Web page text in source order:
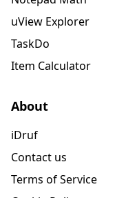
uView Explorer
TaskDo
Item Calculator
About
iDruf
Contact us
Terms of Service